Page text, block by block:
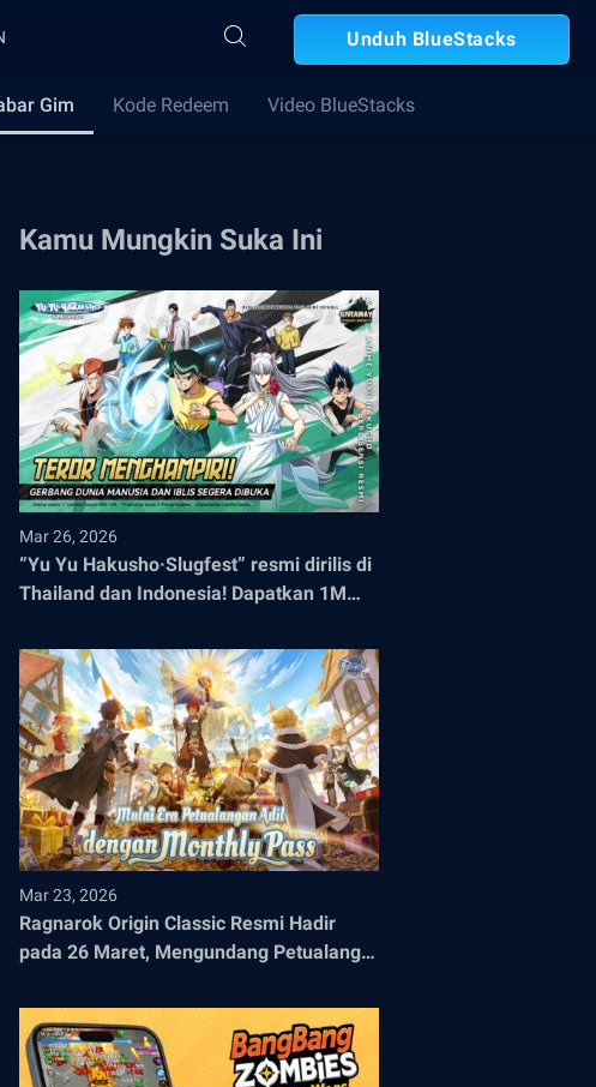
Unduh BlueStacks
Gim Kode Redeem Video BlueStacks
Kamu Mungkin Suka Ini
Mar 26, 2026
“Yu Yu Hakusho·Slugfest” resmi dirilis di
Thailand dan Indonesia! Dapatkan 1M
Mar 23, 2026
Ragnarok Origin Classic Resmi Hadir
pada 26 Maret, Mengundang Petualang